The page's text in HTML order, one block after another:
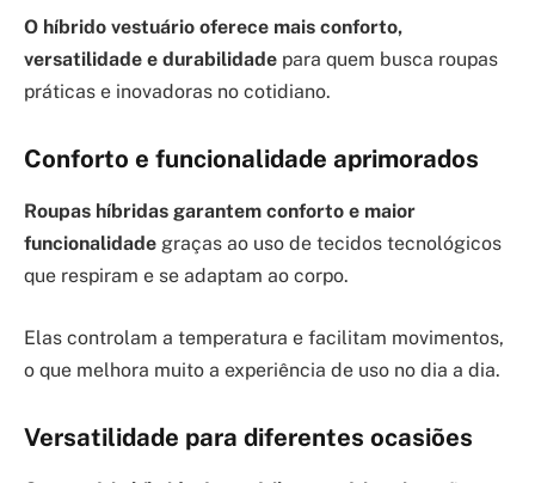
O híbrido vestuário oferece mais conforto,
versatilidade e durabilidade para quem busca roupas
práticas e inovadoras no cotidiano.
Conforto e funcionalidade aprimorados
Roupas híbridas garantem conforto e maior
funcionalidade graças ao uso de tecidos tecnológicos
que respiram e se adaptam ao corpo.
Elas controlam a temperatura e facilitam movimentos,
o que melhora muito a experiência de uso no dia a dia.
Versatilidade para diferentes ocasiões